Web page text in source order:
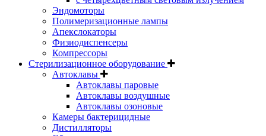
Эндомоторы
Полимеризационные лампы
Апекслокаторы
Физиодиспенсеры
Компрессоры
Стерилизационное оборудование
Автоклавы
Автоклавы паровые
Автоклавы воздушные
Автоклавы озоновые
Камеры бактерицидные
Дистилляторы